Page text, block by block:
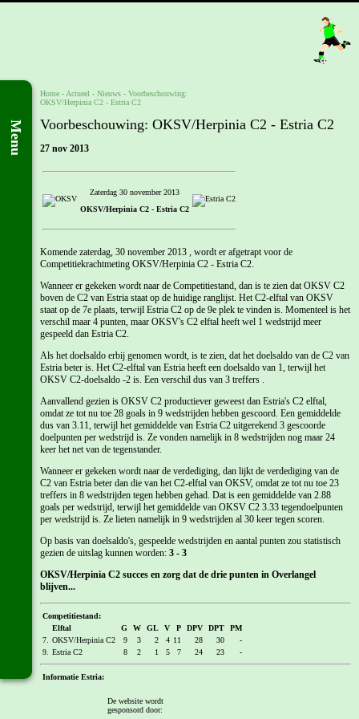
Menu
Home - Actueel - Nieuws - Voorbeschouwing:
OKSV/Herpinia C2 - Estria C2
Voorbeschouwing: OKSV/Herpinia C2 - Estria C2
27 nov 2013
Zaterdag 30 november 2013
OKSV/Herpinia C2 - Estria C2
Komende zaterdag, 30 november 2013 , wordt er afgetrapt voor de
Competitiekrachtmeting OKSV/Herpinia C2 - Estria C2.
Wanneer er gekeken wordt naar de Competitiestand, dan is te zien dat OKSV C2
boven de C2 van Estria staat op de huidige ranglijst. Het C2-elftal van OKSV
staat op de 7e plaats, terwijl Estria C2 op de 9e plek te vinden is. Momenteel is het
verschil maar 4 punten, maar OKSV's C2 elftal heeft wel 1 wedstrijd meer
gespeeld dan Estria C2.
Als het doelsaldo erbij genomen wordt, is te zien, dat het doelsaldo van de C2 van
Estria beter is. Het C2-elftal van Estria heeft een doelsaldo van 1, terwijl het
OKSV C2-doelsaldo -2 is. Een verschil dus van 3 treffers .
Aanvallend gezien is OKSV C2 productiever geweest dan Estria's C2 elftal,
omdat ze tot nu toe 28 goals in 9 wedstrijden hebben gescoord. Een gemiddelde
dus van 3.11, terwijl het gemiddelde van Estria C2 uitgerekend 3 gescoorde
doelpunten per wedstrijd is. Ze vonden namelijk in 8 wedstrijden nog maar 24
keer het net van de tegenstander.
Wanneer er gekeken wordt naar de verdediging, dan lijkt de verdediging van de
C2 van Estria beter dan die van het C2-elftal van OKSV, omdat ze tot nu toe 23
treffers in 8 wedstrijden tegen hebben gehad. Dat is een gemiddelde van 2.88
goals per wedstrijd, terwijl het gemiddelde van OKSV C2 3.33 tegendoelpunten
per wedstrijd is. Ze lieten namelijk in 9 wedstrijden al 30 keer tegen scoren.
Op basis van doelsaldo's, gespeelde wedstrijden en aantal punten zou statistisch
gezien de uitslag kunnen worden: 3 - 3
OKSV/Herpinia C2 succes en zorg dat de drie punten in Overlangel
blijven...
Competitiestand:
Elftal
G W GL V P DPV DPT
PM
7.
OKSV/Herpinia C2 9 3 2 4 11 28 30
-
9.
Estria C2 8 2 1 5 7 24 23 -
Informatie Estria:
rood
wit
De website wordt
gesponsord door: